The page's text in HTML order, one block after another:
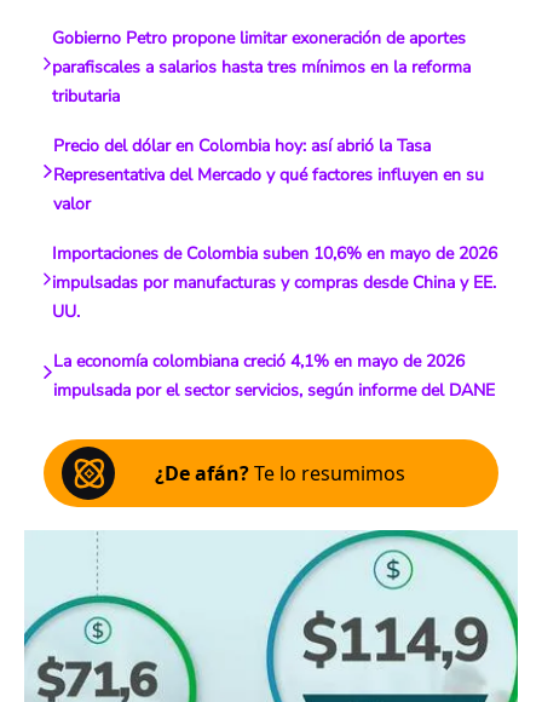
Gobierno Petro propone limitar exoneración de aportes
parafiscales a salarios hasta tres mínimos en la reforma
tributaria
Precio del dólar en Colombia hoy: así abrió la Tasa
Representativa del Mercado y qué factores influyen en su
valor
Importaciones de Colombia suben 10,6% en mayo de 2026
impulsadas por manufacturas y compras desde China y EE.
UU.
La economía colombiana creció 4,1% en mayo de 2026
impulsada por el sector servicios, según informe del DANE
¿De afán?Te lo resumimos